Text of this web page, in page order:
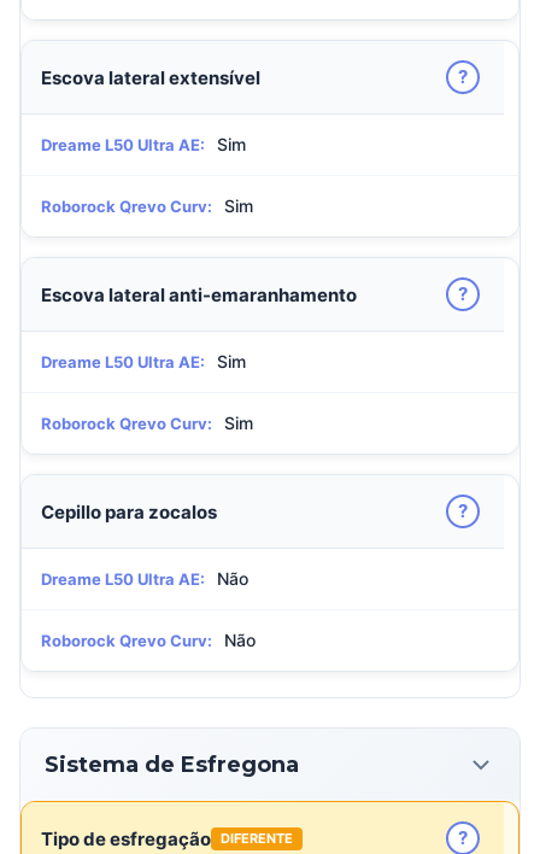
Escova lateral extensível ?
Dreame L50 Ultra AE: Sim
Roborock Qrevo Curv: Sim
Escova lateral anti-emaranhamento ?
Dreame L50 Ultra AE: Sim
Roborock Qrevo Curv: Sim
Cepillo para zocalos ?
Dreame L50 Ultra AE: Não
Roborock Qrevo Curv: Não
Sistema de Esfregona
Tipo de esfregação DIFERENTE ?